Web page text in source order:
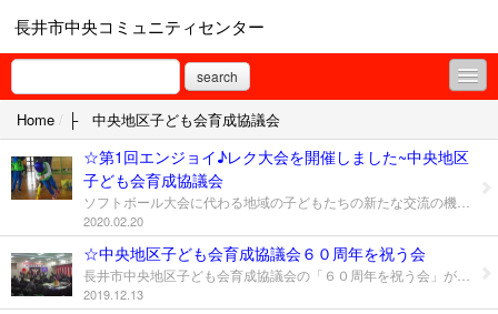
長井市中央コミュニティセンター
search
コミセンからのお知らせ
├ 畑の楽耕
├ お茶の間交信
├ 学習ひろば
├ 学習ひろば自主教室
Home / ├ 中央地区子ども会育成協議会
☆第1回エンジョイ♪レク大会を開催しました~中央地区
子ども会育成協議会
2020.02.20
☆中央地区子ども会育成協議会６０周年を祝う会
2019.12.13